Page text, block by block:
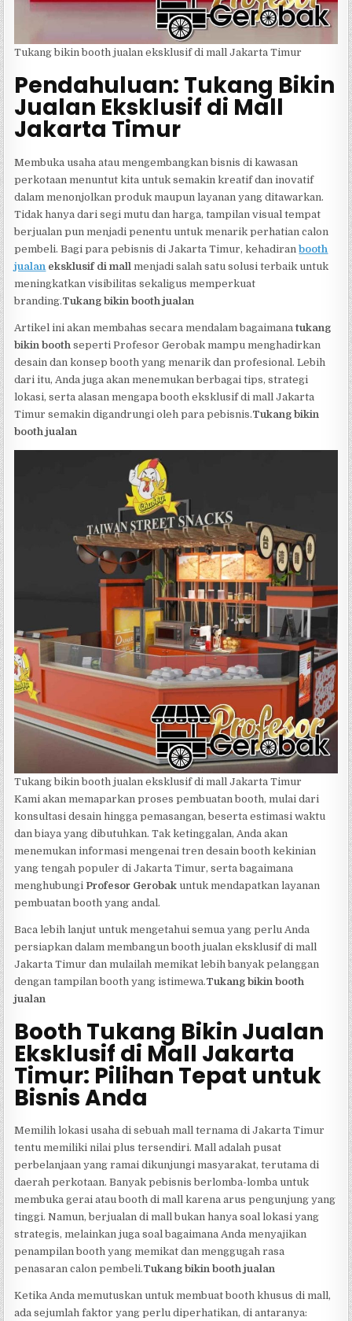
Tukang bikin booth jualan eksklusif di mall Jakarta Timur
Pendahuluan: Tukang Bikin
Jualan Eksklusif di Mall
Jakarta Timur
Membuka usaha atau mengembangkan bisnis di kawasan
perkotaan menuntut kita untuk semakin kreatif dan inovatif
dalam menonjolkan produk maupun layanan yang ditawarkan.
Tidak hanya dari segi mutu dan harga, tampilan visual tempat
berjualan pun menjadi penentu untuk menarik perhatian calon
pembeli. Bagi para pebisnis di Jakarta Timur, kehadiranbooth
jualan eksklusif di mall menjadi salah satu solusi terbaik untuk
meningkatkan visibilitas sekaligus memperkuat
branding.Tukang bikin booth jualan
Artikel ini akan membahas secara mendalam bagaimanatukang
bikin booth seperti Profesor Gerobak mampu menghadirkan
desain dan konsep booth yang menarik dan profesional. Lebih
dari itu, Anda juga akan menemukan berbagai tips, strategi
lokasi, serta alasan mengapa booth eksklusif di mall Jakarta
Timur semakin digandrungi oleh para pebisnis.Tukang bikin
booth jualan
Tukang bikin booth jualan eksklusif di mall Jakarta Timur
Kami akan memaparkan proses pembuatan booth, mulai dari
konsultasi desain hingga pemasangan, beserta estimasi waktu
dan biaya yang dibutuhkan. Tak ketinggalan, Anda akan
menemukan informasi mengenai tren desain booth kekinian
yang tengah populer di Jakarta Timur, serta bagaimana
menghubungi Profesor Gerobak untuk mendapatkan layanan
pembuatan booth yang andal.
Baca lebih lanjut untuk mengetahui semua yang perlu Anda
persiapkan dalam membangun booth jualan eksklusif di mall
Jakarta Timur dan mulailah memikat lebih banyak pelanggan
dengan tampilan booth yang istimewa.Tukang bikin booth
jualan
Booth Tukang Bikin Jualan
Eksklusif di Mall Jakarta
Timur: Pilihan Tepat untuk
Bisnis Anda
Memilih lokasi usaha di sebuah mall ternama di Jakarta Timur
tentu memiliki nilai plus tersendiri. Mall adalah pusat
perbelanjaan yang ramai dikunjungi masyarakat, terutama di
daerah perkotaan. Banyak pebisnis berlomba-lomba untuk
membuka gerai atau booth di mall karena arus pengunjung yang
tinggi. Namun, berjualan di mall bukan hanya soal lokasi yang
strategis, melainkan juga soal bagaimana Anda menyajikan
penampilan booth yang memikat dan menggugah rasa
penasaran calon pembeli.Tukang bikin booth jualan
Ketika Anda memutuskan untuk membuat booth khusus di mall,
ada sejumlah faktor yang perlu diperhatikan, di antaranya: